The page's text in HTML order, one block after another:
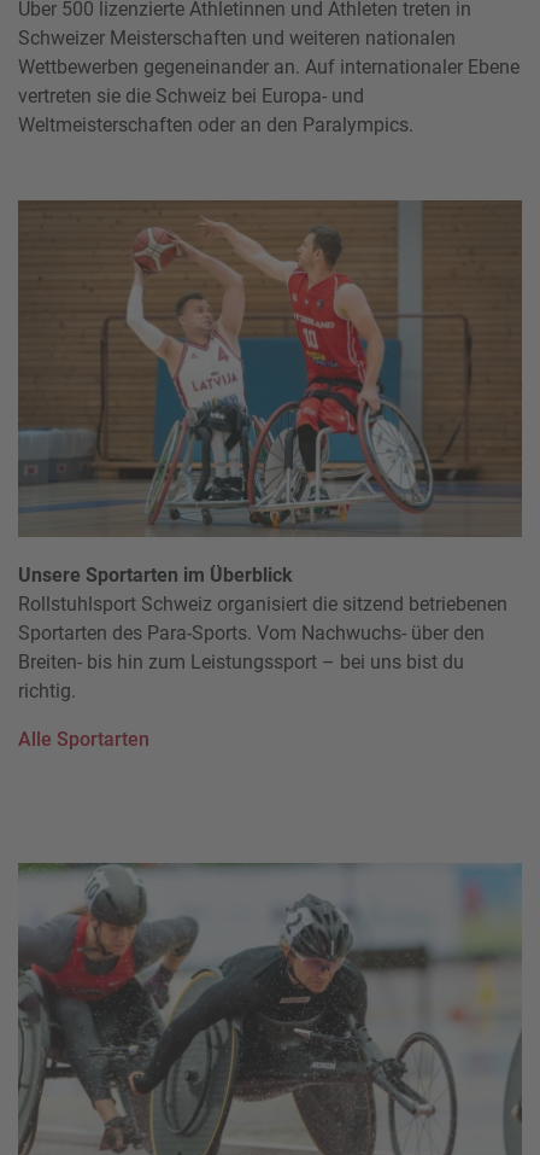
Über 500 lizenzierte Athletinnen und Athleten treten in
Schweizer Meisterschaften und weiteren nationalen
Wettbewerben gegeneinander an. Auf internationaler Ebene
vertreten sie die Schweiz bei Europa- und
Weltmeisterschaften oder an den Paralympics.
Unsere Sportarten im Überblick
Rollstuhlsport Schweiz organisiert die sitzend betriebenen
Sportarten des Para-Sports. Vom Nachwuchs- über den
Breiten- bis hin zum Leistungssport – bei uns bist du
richtig.
Alle Sportarten